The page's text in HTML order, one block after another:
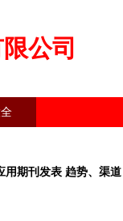
公司
用期刊发表 趋势、渠道